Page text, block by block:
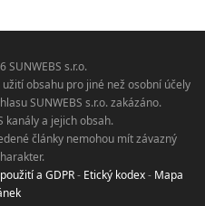
s.r.o.
obsahu pro jiné než osobní účely
SUNWEBS s.r.o. zakázáno.
kanály a jejich obsah.
články nemohou mít závazný
a GDPR- Etický kodex- Mapa